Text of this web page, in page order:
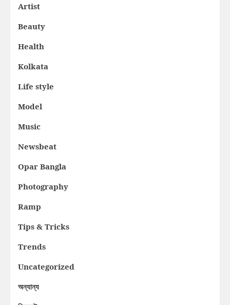
Artist
Beauty
Health
Kolkata
Life style
Model
Music
Newsbeat
Opar Bangla
Photography
Ramp
Tips & Tricks
Trends
Uncategorized
অন্যান্য